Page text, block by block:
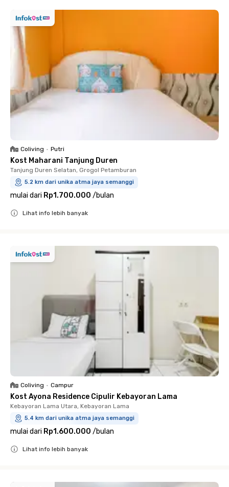
Coliving • Putri
Kost Maharani Tanjung Duren
Tanjung Duren Selatan, Grogol Petamburan
5.2 km dari unika atma jaya semanggi
mulai dari Rp1.700.000 /bulan
Lihat info lebih banyak
Coliving • Campur
Kost Ayona Residence Cipulir Kebayoran Lama
Kebayoran Lama Utara, Kebayoran Lama
5.4 km dari unika atma jaya semanggi
mulai dari Rp1.600.000 /bulan
Lihat info lebih banyak